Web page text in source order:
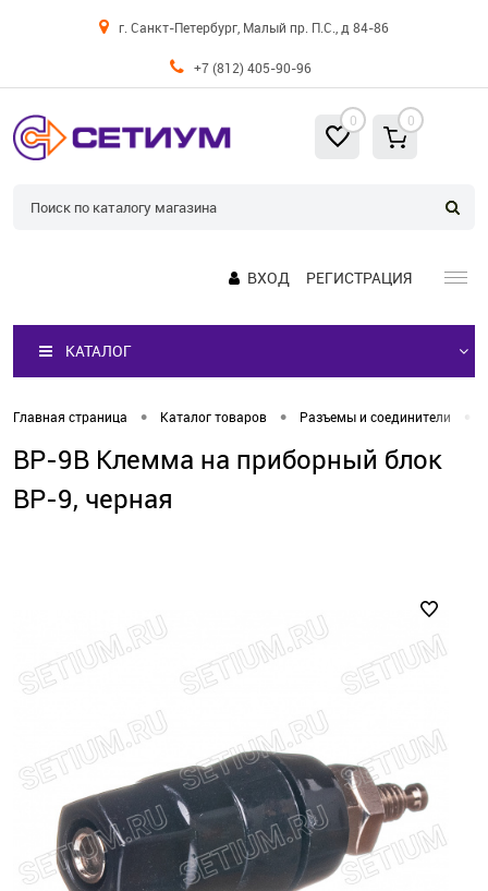
г. Санкт-Петербург, Малый пр. П.С., д 84-86
+7 (812) 405-90-96
0 0
ВХОД РЕГИСТРАЦИЯ
КАТАЛОГ
Главная страница • Каталог товаров • Разъемы и соединители
BP-9B Клемма на приборный блок
BP-9, черная